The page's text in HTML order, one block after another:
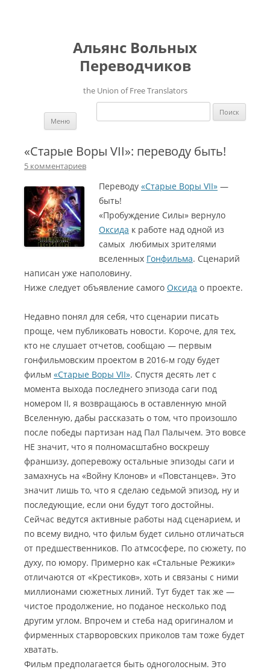
Альянс Вольных
Переводчиков
the Union of Free Translators
Найти:
Меню
«Старые Воры VII»: переводу быть!
5 комментариев
Переводу «Старые Воры VII» —
быть!
«Пробуждение Силы» вернуло
Оксида к работе над одной из
самых любимых зрителями
вселенных Гонфильма. Сценарий
написан уже наполовину.
Ниже следует объявление самого Оксида о проекте.
Недавно понял для себя, что сценарии писать
проще, чем публиковать новости. Короче, для тех,
кто не слушает отчетов, сообщаю — первым
гонфильмовским проектом в 2016-м году будет
фильм «Старые Воры VII». Спустя десять лет с
момента выхода последнего эпизода саги под
номером II, я возвращаюсь в оставленную мной
Вселенную, дабы рассказать о том, что произошло
после победы партизан над Пал Палычем. Это вовсе
НЕ значит, что я полномасштабно воскрешу
франшизу, доперевожу остальные эпизоды саги и
замахнусь на «Войну Клонов» и «Повстанцев». Это
значит лишь то, что я сделаю седьмой эпизод, ну и
последующие, если они будут того достойны.
Сейчас ведутся активные работы над сценарием, и
по всему видно, что фильм будет сильно отличаться
от предшественников. По атмсосфере, по сюжету, по
духу, по юмору. Примерно как «Стальные Режики»
отличаются от «Крестиков», хоть и связаны с ними
миллионами сюжетных линий. Тут будет так же —
чистое продолжение, но поданое несколько под
другим углом. Впрочем и стеба над оригиналом и
фирменных старворовских приколов там тоже будет
хватать.
Фильм предполагается быть одноголосным. Это